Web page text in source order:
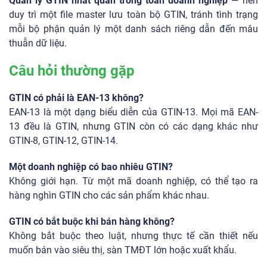
duy trì một file master lưu toàn bộ GTIN, tránh tình trạng
mỗi bộ phận quản lý một danh sách riêng dẫn đến mâu
thuẫn dữ liệu.
Câu hỏi thường gặp
GTIN có phải là EAN-13 không?
EAN-13 là một dạng biểu diễn của GTIN-13. Mọi mã EAN-
13 đều là GTIN, nhưng GTIN còn có các dạng khác như
GTIN-8, GTIN-12, GTIN-14.
Một doanh nghiệp có bao nhiêu GTIN?
Không giới hạn. Từ một mã doanh nghiệp, có thể tạo ra
hàng nghìn GTIN cho các sản phẩm khác nhau.
GTIN có bắt buộc khi bán hàng không?
Không bắt buộc theo luật, nhưng thực tế cần thiết nếu
muốn bán vào siêu thị, sàn TMĐT lớn hoặc xuất khẩu.